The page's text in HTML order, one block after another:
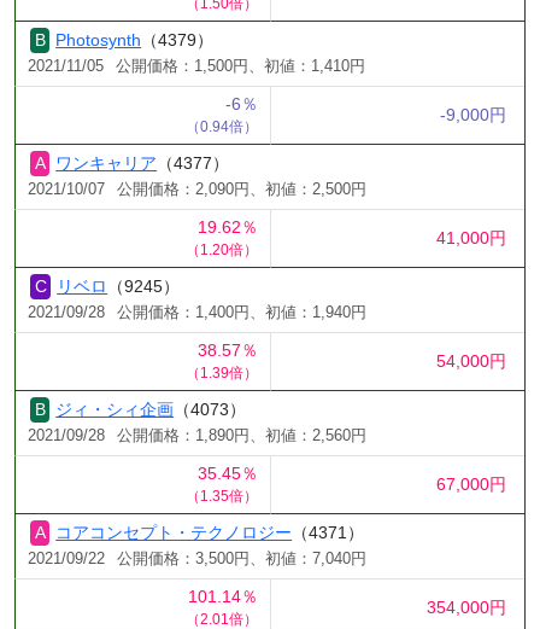
Photosynth （4379）
2021/11/05 公開価格：1,500円、初値：1,410円
-6％
（0.94倍）
-9,000円
ワンキャリア （4377）
2021/10/07 公開価格：2,090円、初値：2,500円
19.62％
（1.20倍）
41,000円
リベロ （9245）
2021/09/28 公開価格：1,400円、初値：1,940円
38.57％
（1.39倍）
54,000円
ジィ・シィ企画 （4073）
2021/09/28 公開価格：1,890円、初値：2,560円
35.45％
（1.35倍）
67,000円
コアコンセプト・テクノロジー （4371）
2021/09/22 公開価格：3,500円、初値：7,040円
101.14％
（2.01倍）
354,000円